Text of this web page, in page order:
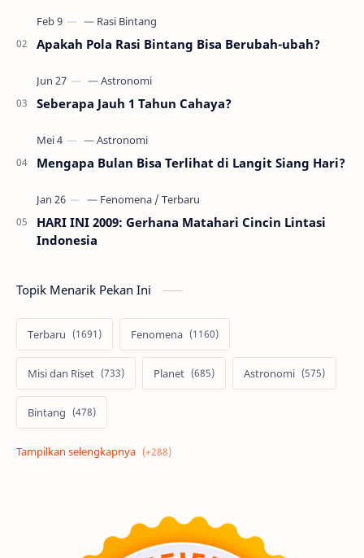
Apakah Pola Rasi Bintang Bisa Berubah-ubah?
Seberapa Jauh 1 Tahun Cahaya?
Mengapa Bulan Bisa Terlihat di Langit Siang Hari?
HARI INI 2009: Gerhana Matahari Cincin Lintasi
Indonesia
Topik Menarik Pekan Ini
Terbaru Fenomena
Misi dan Riset Planet Astronomi
Bintang
Alam semesta Galaksi
Tata Surya Hype